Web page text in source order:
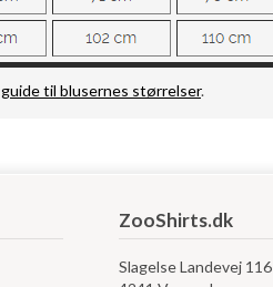
guide til blusernes størrelser.
ZooShirts.dk
Slagelse Landevej 116